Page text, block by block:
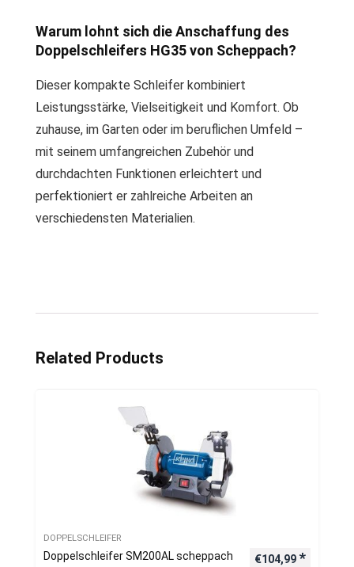
Warum lohnt sich die Anschaffung des
Doppelschleifers HG35 von Scheppach?
Dieser kompakte Schleifer kombiniert
Leistungsstärke, Vielseitigkeit und Komfort. Ob
zuhause, im Garten oder im beruflichen Umfeld –
mit seinem umfangreichen Zubehör und
durchdachten Funktionen erleichtert und
perfektioniert er zahlreiche Arbeiten an
verschiedensten Materialien.
Related Products
DOPPELSCHLEIFER
Doppelschleifer SM200AL scheppach
€104,99